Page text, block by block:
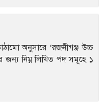
অনুসারে ‘রজনীগঞ্জ উচ্চ
জন্য নিম্ন লিখিত পদ সমূহে ১